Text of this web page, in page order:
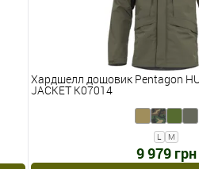
Хардшелл дощовик Pentagon
JACKET K07014
L M
9 979 грн